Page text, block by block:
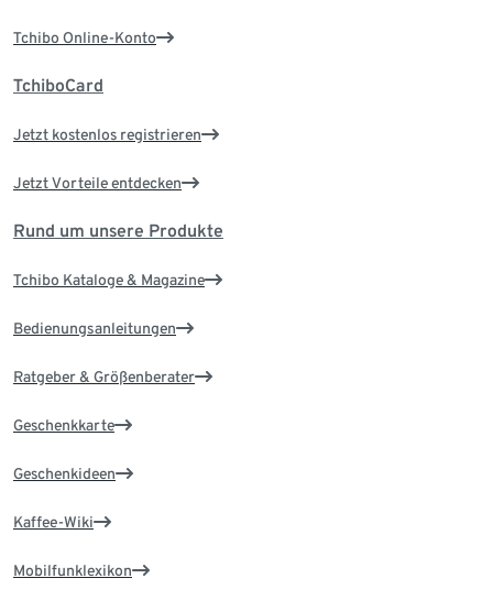
Tchibo Online-Konto
TchiboCard
Jetzt kostenlos registrieren
Jetzt Vorteile entdecken
Rund um unsere Produkte
Tchibo Kataloge & Magazine
Bedienungsanleitungen
Ratgeber & Größenberater
Geschenkkarte
Geschenkideen
Kaffee-Wiki
Mobilfunklexikon